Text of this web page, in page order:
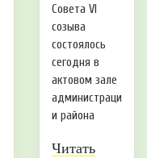
Совета VI
созыва
состоялось
сегодня в
актовом зале
администраци
и района
Читать